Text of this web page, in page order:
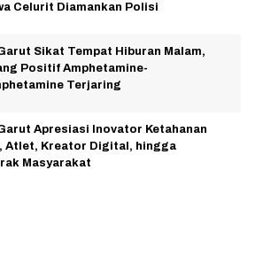
Celurit Diamankan Polisi
Sikat Tempat Hiburan Malam,
Positif Amphetamine-
Terjaring
Apresiasi Inovator Ketahanan
Atlet, Kreator Digital, hingga
Masyarakat